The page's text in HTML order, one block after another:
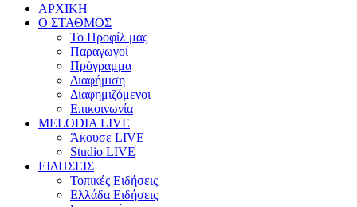
ΑΡΧΙΚΗ
Ο ΣΤΑΘΜΟΣ
Το Προφίλ μας
Παραγωγοί
Πρόγραμμα
Διαφήμιση
Διαφημιζόμενοι
Επικοινωνία
MELODIA LIVE
Άκουσε LIVE
Studio LIVE
ΕΙΔΗΣΕΙΣ
Τοπικές Ειδήσεις
Ελλάδα Ειδήσεις